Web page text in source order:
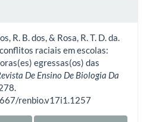
R. B. dos, & Rosa, R. T. D. da.
raciais em escolas:
egressas(os) das
De Ensino De Biologia Da
renbio.v17i1.1257